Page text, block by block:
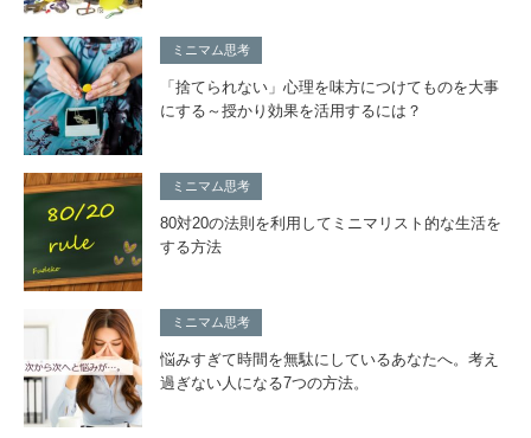
ミニマム思考
「捨てられない」心理を味方につけてものを大事
にする～授かり効果を活用するには？
ミニマム思考
80対20の法則を利用してミニマリスト的な生活を
する方法
ミニマム思考
悩みすぎて時間を無駄にしているあなたへ。考え
過ぎない人になる7つの方法。